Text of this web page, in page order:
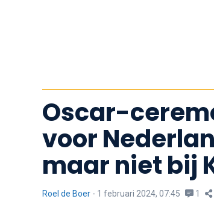
Oscar-
voor
maar niet bij
Roel de Boer - 1 februari 2024, 07:45 1